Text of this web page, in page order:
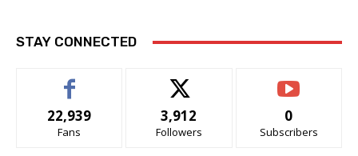
STAY CONNECTED
22,939
Fans
3,912
Followers
0
Subscribers